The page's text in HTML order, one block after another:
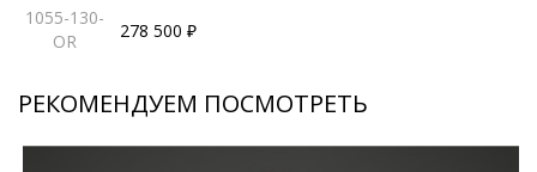
1055-130-
OR
278 500 ₽
РЕКОМЕНДУЕМ ПОСМОТРЕТЬ